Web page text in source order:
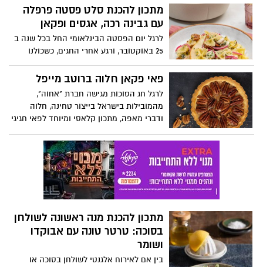
מוצרלה נמסים. מושלם לארוחת ערב מפנקת
או אירוח מיוחד.
מתכון להכנת סלט פסטה פרפלה
עם גבינה רכה, אגסים ופקאן
לרגל יום הפסטה הבינלאומי החל בכל שנה ב
25 באוקטובר, ורגע אחרי החגים, כשכולנו
כבדים ושבעים מארוחות גדולות, זה טימניג
מצוין לסלט איכותי וטעים במיוחד. היות וסלט
שיעשה חגיגה בצלחת: סלט פסטה פרפלה
עם גבינה רכה, אגסים ופקאן. מנה רעננה,
המשלבת מתוק-מלוח: אגסים עסיסיים, גבינה
כחולה רכה ואגוזי פקאן קראנצ’יים. הפרפלה
של ברילה מעניקה בסיס קליל ומעודן שהופך
את הסלט למנה מרשימה שמתאימה לכל
ארוחה – קרה או חמה.
פאי פקאן חלוה ברוטב מייפל
לרגל חג הסוכות מגישה חברת "אחוה",
מהמובילות בישראל בייצור טחינה, חלוה
ודברי מאפה, מתכון קלאסי ומיוחד לפאי חגיגי
הפאי במרקם נימוח ובטעם עשיר של מייפל
ופקאן, בשימוש חלוה מסולסלת של אחוה.
המתכון קל יחסית להכנה והוא מתאים להגשה
כקינוח ולאירוח בסוכה בכל ימות החג. חג
שמח!
מתכון להכנת מנה ראשונה לשולחן
בסוכה: טרטר טונה עם אבוקדו
ושומר
בין אם לאירוח אלגנטי לשולחן בסוכה או